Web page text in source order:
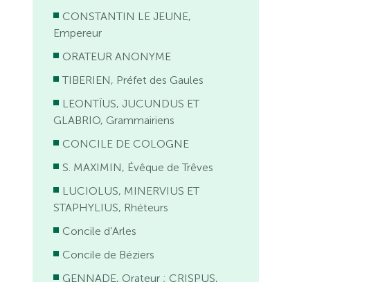
CONSTANTIN LE JEUNE,
Empereur
ORATEUR ANONYME
TIBERIEN, Préfet des Gaules
LEONTÏUS, JUCUNDUS ET
GLABRIO, Grammairiens
CONCILE DE COLOGNE
S. MAXIMIN, Évêque de Trêves
LUCIOLUS, MINERVIUS ET
STAPHYLIUS, Rhéteurs
Concile d’Arles
Concile de Béziers
GENNADE, Orateur ; CRISPUS,